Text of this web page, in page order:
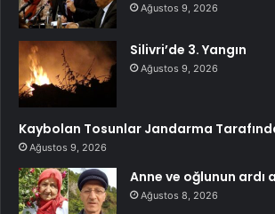
Ağustos 9, 2026
Silivri’de 3. Yangın
Ağustos 9, 2026
Kaybolan Tosunlar Jandarma
Ağustos 9, 2026
Anne ve oğlunun ardı
Ağustos 8, 2026